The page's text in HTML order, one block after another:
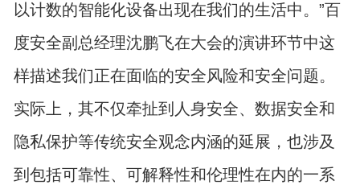
以计数的智能化设备出现在我们的生活中。”百
度安全副总经理沈鹏飞在大会的演讲环节中这
样描述我们正在面临的安全风险和安全问题。
实际上，其不仅牵扯到人身安全、数据安全和
隐私保护等传统安全观念内涵的延展，也涉及
到包括可靠性、可解释性和伦理性在内的一系